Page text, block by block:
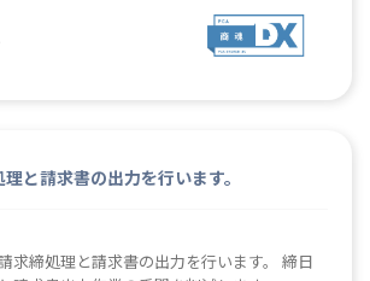
削減します。 経営会議の資料作成や、日々
効率的に行います。
理と請求書の出力を行います。
締処理と請求書の出力を行います。 締日